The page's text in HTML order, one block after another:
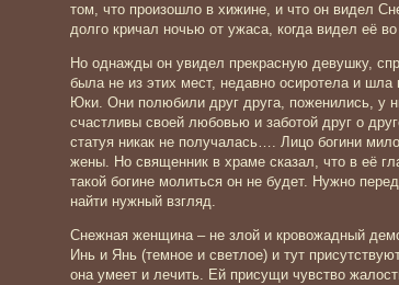
том, что произошло в хижине, и что он видел
долго кричал ночью от ужаса, когда видел её
Но однажды он увидел прекрасную девушку,
была не из этих мест, недавно осиротела и
Юки. Они полюбили друг друга, поженились, у
счастливы своей любовью и заботой друг о
статуя никак не получалась…. Лицо богини
жены. Но священник в храме сказал, что в её
такой богине молиться он не будет. Нужно
найти нужный взгляд.
Снежная женщина – не злой и кровожадный
Инь и Янь (темное и светлое) и тут
она умеет и лечить. Ей присущи чувство